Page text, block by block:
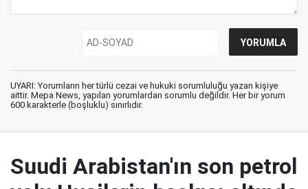
UYARI: Yorumların her türlü cezai ve hukuki sorumluluğu yazan kişiye
aittir. Mepa News, yapılan yorumlardan sorumlu değildir. Her bir yorum
600 karakterle (boşluklu) sınırlıdır.
Suudi Arabistan'ın son petrol